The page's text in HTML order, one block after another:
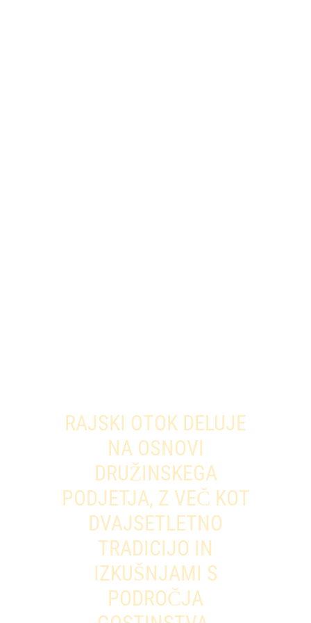
RAJSKI OTOK DELUJE
NA OSNOVI
DRUŽINSKEGA
PODJETJA, Z VEČ KOT
DVAJSETLETNO
TRADICIJO IN
IZKUŠNJAMI S
PODROČJA